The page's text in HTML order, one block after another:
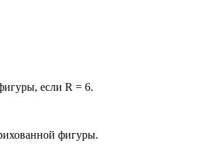
если R = 6.
фигуры.